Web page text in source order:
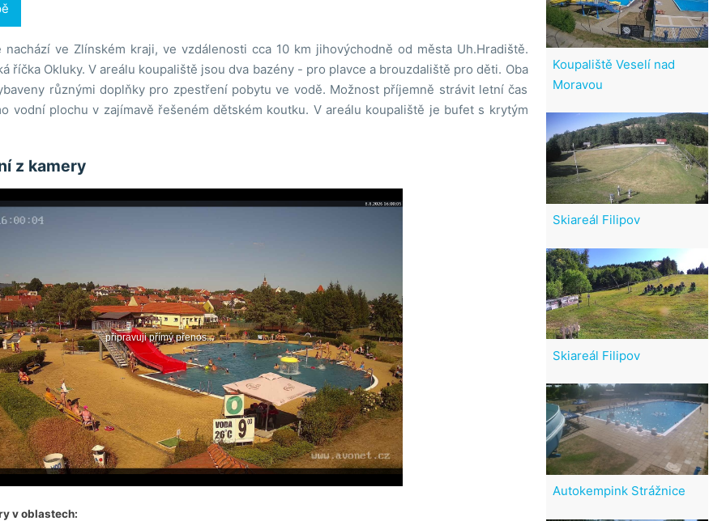
nachází ve Zlínském kraji, ve vzdálenosti cca 10 km jihovýchodně od města Uh.Hradiště.
říčka Okluky. V areálu koupaliště jsou dva bazény - pro plavce a brouzdaliště pro děti. Oba
různými doplňky pro zpestření pobytu ve vodě. Možnost příjemně strávit letní čas
vodní plochu v zajímavě řešeném dětském koutku. V areálu koupaliště je bufet s krytým
z kamery
v oblastech:
Koupaliště Veselí nad
Moravou
Skiareál Filipov
Skiareál Filipov
Autokempink Strážnice